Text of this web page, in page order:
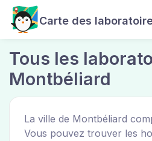
Carte des
Tous les
Montbéliard
La ville de Montbéliard
Vous pouvez trouver les